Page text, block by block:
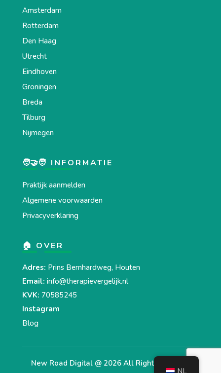
Amsterdam
Rotterdam
Den Haag
Utrecht
Eindhoven
Groningen
Breda
Tilburg
Nijmegen
🧑‍🤝‍🧑 INFORMATIE
Praktijk aanmelden
Algemene voorwaarden
Privacyverklaring
🏠 OVER
Adres: Prins Bernhardweg, Houten
Email: info@therapievergelijk.nl
KVK: 70585245
Instagram
Blog
New Road Digital @ 2026 All Right Reserved
NL